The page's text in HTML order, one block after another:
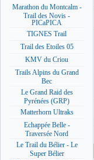
Marathon du Montcalm -
Trail des Novis -
PICaPICA
TIGNES Trail
Trail des Etoiles 05
KMV du Criou
Trails Alpins du Grand
Bec
Le Grand Raid des
Pyrénées (GRP)
Matterhorn Ultraks
Echappée Belle -
Traversée Nord
Le Trail du Bélier - Le
Super Bélier